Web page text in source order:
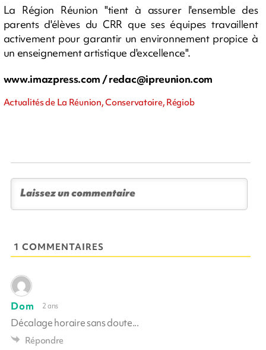
La Région Réunion "tient à assurer l'ensemble des
parents d'élèves du CRR que ses équipes travaillent
activement pour garantir un environnement propice à
un enseignement artistique d'excellence".
www.imazpress.com /redac@ipreunion.com
Actualités de La Réunion, Conservatoire, Régiob
1 COMMENTAIRES
Dom 2 ans
Décalage horaire sans doute...
Répondre